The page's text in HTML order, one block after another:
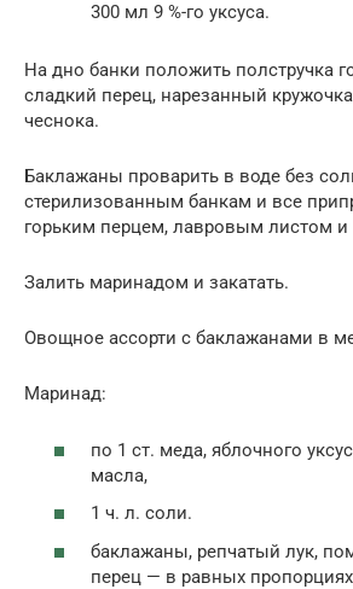
300 мл 9 %-го уксуса.
На дно банки положить полстручка
сладкий перец, нарезанный
чеснока.
Баклажаны проварить в воде без
стерилизованным банкам и все
горьким перцем, лавровым листом и
Залить маринадом и закатать.
Овощное ассорти с баклажанами в
Маринад:
по 1 ст. меда, яблочного
масла,
1 ч. л. соли.
баклажаны, репчатый лук,
перец — в равных пропорциях